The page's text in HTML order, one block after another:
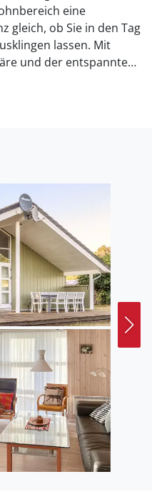
eine
gleich, ob Sie in den Tag
lassen. Mit
und der entspannten
Sandstrände und
das Kattegatcentret,
bummeln Sie
oder entspannen
können den
während sich
freuen, einen der